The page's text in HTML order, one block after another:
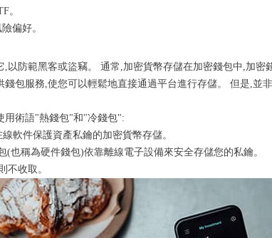
。
偏好。
以防範黑客或盜竊。 通常,加密貨幣存儲在加密錢包中,加密
包服務,使您可以輕鬆地直接通過平台進行存儲。 但是,並
用術語"熱錢包"和"冷錢包":
軟件保護資產私鑰的加密貨幣存儲。
(也稱為硬件錢包)依靠離線電子設備來安全存儲您的私鑰。
不收取。